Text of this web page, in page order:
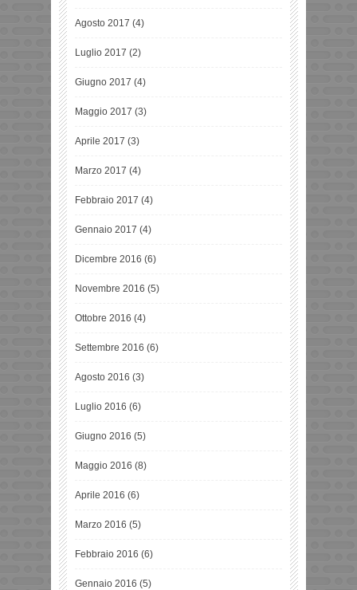
Agosto 2017 (4)
Luglio 2017 (2)
Giugno 2017 (4)
Maggio 2017 (3)
Aprile 2017 (3)
Marzo 2017 (4)
Febbraio 2017 (4)
Gennaio 2017 (4)
Dicembre 2016 (6)
Novembre 2016 (5)
Ottobre 2016 (4)
Settembre 2016 (6)
Agosto 2016 (3)
Luglio 2016 (6)
Giugno 2016 (5)
Maggio 2016 (8)
Aprile 2016 (6)
Marzo 2016 (5)
Febbraio 2016 (6)
Gennaio 2016 (5)